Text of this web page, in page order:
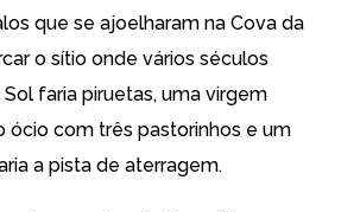
que se ajoelharam na Cova da
o sítio onde vários séculos
faria piruetas, uma virgem
ócio com três pastorinhos e um
a pista de aterragem.